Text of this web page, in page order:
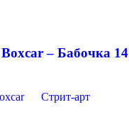
– Бабочка 14
Стрит-арт